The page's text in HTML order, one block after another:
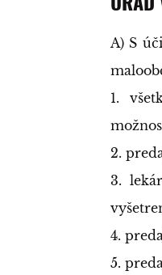
A) S
1.
2.
3.
4.
5.